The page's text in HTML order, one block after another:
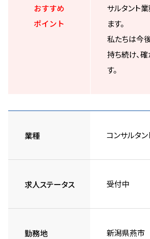
おすすめ
ポイント
サルタント
ます。
私たちは今
持ち続け、
す。
業種 コンサルタン
求人ステータス 受付中
勤務地 新潟県燕市